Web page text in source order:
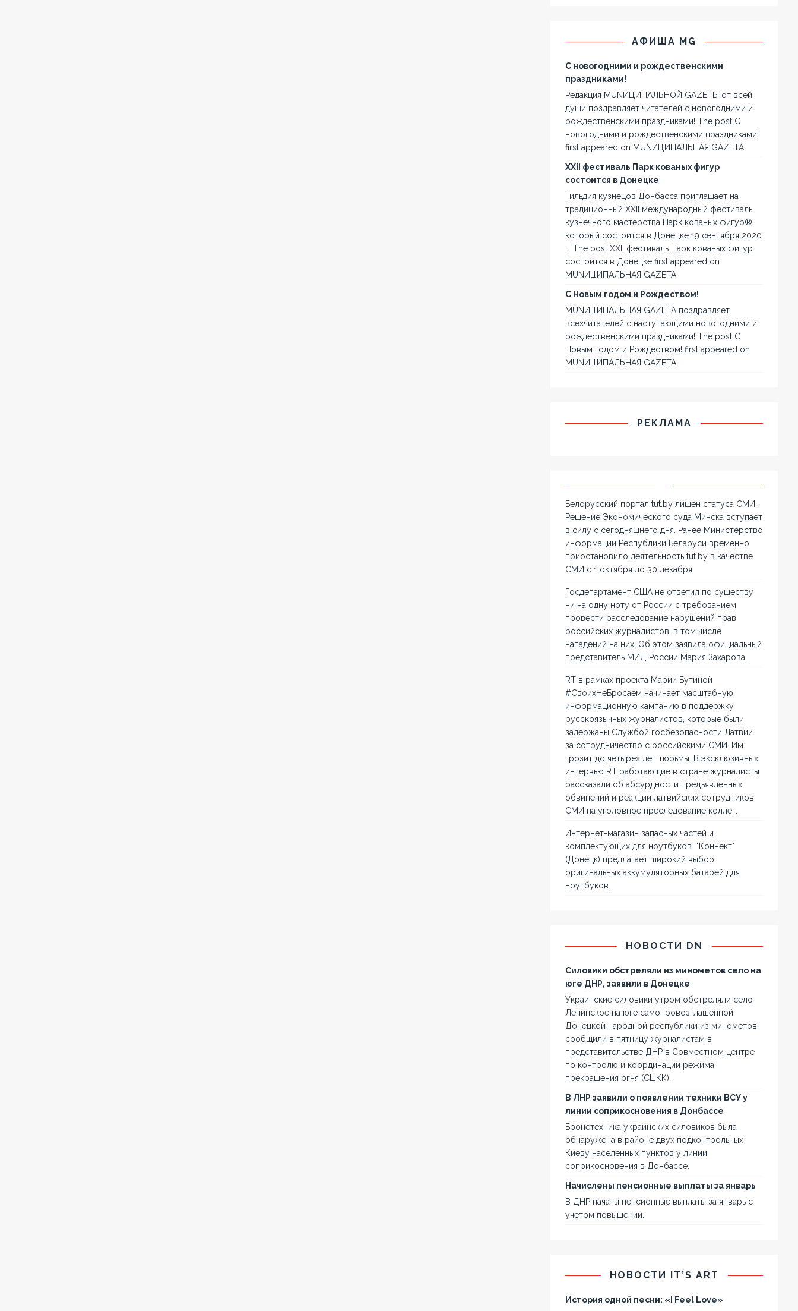
АФИША MG
С новогодними и рождественскими
праздниками!
Редакция MUNИЦИПАЛЬНОЙ GAZЕТЫ от всей
души поздравляет читателей с новогодними и
рождественскими праздниками! The post С
новогодними и рождественскими праздниками!
first appeared on MUNИЦИПАЛЬНАЯ GAZЕТА.
XXII фестиваль Парк кованых фигур
состоится в Донецке
Гильдия кузнецов Донбасса приглашает на
традиционный XXII международный фестиваль
кузнечного мастерства Парк кованых фигур®,
который состоится в Донецке 19 сентября 2020
г. The post XXII фестиваль Парк кованых фигур
состоится в Донецке first appeared on
MUNИЦИПАЛЬНАЯ GAZЕТА.
С Новым годом и Рождеством!
MUNИЦИПАЛЬНАЯ GAZЕТА поздравляет
всехчитателей с наступающими новогодними и
рождественскими праздниками! The post С
Новым годом и Рождеством! first appeared on
MUNИЦИПАЛЬНАЯ GAZЕТА.
РЕКЛАМА
Белорусский портал tut.by лишен статуса СМИ.
Решение Экономического суда Минска вступает
в силу с сегодняшнего дня. Ранее Министерство
информации Республики Беларуси временно
приостановило деятельность tut.by в качестве
СМИ с 1 октября до 30 декабря.
Госдепартамент США не ответил по существу
ни на одну ноту от России с требованием
провести расследование нарушений прав
российских журналистов, в том числе
нападений на них. Об этом заявила официальный
представитель МИД России Мария Захарова.
RT в рамках проекта Марии Бутиной
#СвоихНеБросаем начинает масштабную
информационную кампанию в поддержку
русскоязычных журналистов, которые были
задержаны Службой госбезопасности Латвии
за сотрудничество с российскими СМИ. Им
грозит до четырёх лет тюрьмы. В эксклюзивных
интервью RT работающие в стране журналисты
рассказали об абсурдности предъявленных
обвинений и реакции латвийских сотрудников
СМИ на уголовное преследование коллег.
Интернет-магазин запасных частей и
комплектующих для ноутбуков "Коннект"
(Донецк) предлагает широкий выбор
оригинальных аккумуляторных батарей для
ноутбуков.
НОВОСТИ DN
Силовики обстреляли из минометов село на
юге ДНР, заявили в Донецке
Украинские силовики утром обстреляли село
Ленинское на юге самопровозглашенной
Донецкой народной республики из минометов,
сообщили в пятницу журналистам в
представительстве ДНР в Совместном центре
по контролю и координации режима
прекращения огня (СЦКК).
В ЛНР заявили о появлении техники ВСУ у
линии соприкосновения в Донбассе
Бронетехника украинских силовиков была
обнаружена в районе двух подконтрольных
Киеву населенных пунктов у линии
соприкосновения в Донбассе.
Начислены пенсионные выплаты за январь
В ДНР начаты пенсионные выплаты за январь с
учетом повышений.
НОВОСТИ IT’S ART
История одной песни: «I Feel Love»